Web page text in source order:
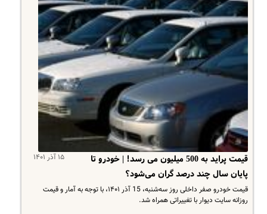
۱۵ آذر ۱۴۰۱
قیمت پراید به 500 میلیون می رسد! | خودرو تا
پایان سال چند درصد گران می‌شود؟
قیمت خودرو صفر داخلی روز سه‌شنبه، 15 آذر ۱۴۰۱، با توجه به آمار و قیمت
روزانه سایت دیوار با تغییراتی همراه شد.